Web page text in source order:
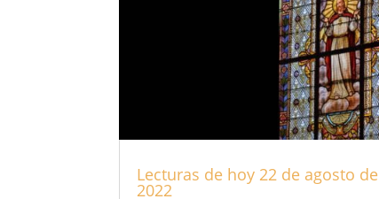
Lecturas de hoy 22 de agosto de
2022